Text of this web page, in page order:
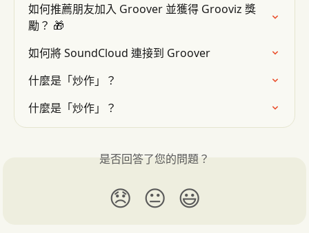
如何推薦朋友加入 Groover 並獲得 Grooviz 獎
勵？ 🎁
如何將 SoundCloud 連接到 Groover
什麼是「炒作」？
什麼是「炒作」？
是否回答了您的問題？
😞 😐 😃